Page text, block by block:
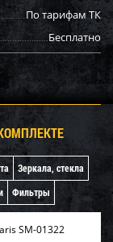
По тарифам ТК
Бесплатно
Зеркала, стекла
Фильтры
SM-01322